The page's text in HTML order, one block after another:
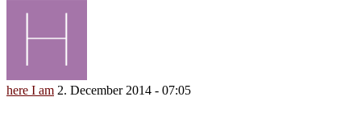
here I am 2. December 2014 - 07:05